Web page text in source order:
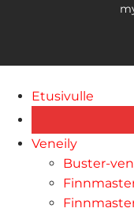
Etusivulle
Veneily
Buster-